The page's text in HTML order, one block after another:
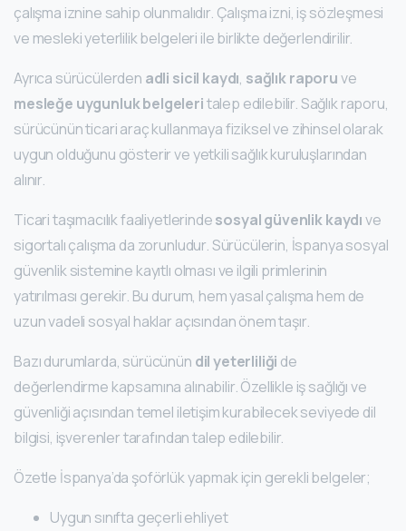
çalışma iznine sahip olunmalıdır. Çalışma izni, iş sözleşmesi
ve mesleki yeterlilik belgeleri ile birlikte değerlendirilir.
Ayrıca sürücülerden adli sicil kaydı, sağlık raporuve
mesleğe uygunluk belgeleritalep edilebilir. Sağlık raporu,
sürücünün ticari araç kullanmaya fiziksel ve zihinsel olarak
uygun olduğunu gösterir ve yetkili sağlık kuruluşlarından
alınır.
Ticari taşımacılık faaliyetlerindesosyal güvenlik kaydıve
sigortalı çalışma da zorunludur. Sürücülerin, İspanya sosyal
güvenlik sistemine kayıtlı olması ve ilgili primlerinin
yatırılması gerekir. Bu durum, hem yasal çalışma hem de
uzun vadeli sosyal haklar açısından önem taşır.
Bazı durumlarda, sürücünün dil yeterliliği de
değerlendirme kapsamına alınabilir. Özellikle iş sağlığı ve
güvenliği açısından temel iletişim kurabilecek seviyede dil
bilgisi, işverenler tarafından talep edilebilir.
Özetle İspanya’da şoförlük yapmak için gerekli belgeler;
Uygun sınıfta geçerli ehliyet